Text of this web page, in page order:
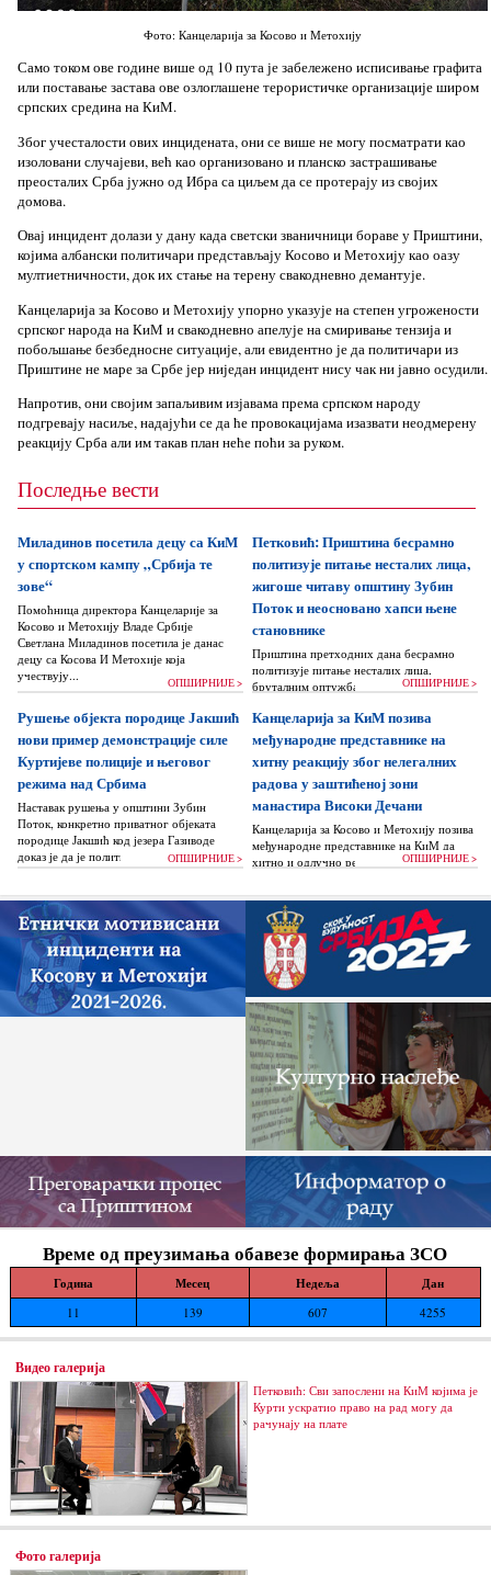
Фото: Канцеларија за Косово и Метохију
Само током ове године више од 10 пута је забележено исписивање графита
или поставање застава ове озлоглашене терористичке организације широм
српских средина на КиМ.
Због учесталости ових инцидената, они се више не могу посматрати као
изоловани случајеви, већ као организовано и планско застрашивање
преосталих Срба јужно од Ибра са циљем да се протерају из својих
домова.
Овај инцидент долази у дану када светски званичници бораве у Приштини,
којима албански политичари представљају Косово и Метохију као оазу
мултиетничности, док их стање на терену свакодневно демантује.
Канцеларија за Косово и Метохију упорно указује на степен угрожености
српског народа на КиМ и свакодневно апелује на смиривање тензија и
побољшање безбедносне ситуације, али евидентно је да политичари из
Приштине не маре за Србе јер ниједан инцидент нису чак ни јавно осудили.
Напротив, они својим запаљивим изјавама према српском народу
подгревају насиље, надајући се да ће провокацијама изазвати неодмерену
реакцију Срба али им такав план неће поћи за руком.
Последње вести
Миладинов посетила децу са КиМ
у спортском кампу „Србија те
зове“
Помоћница директора Канцеларије за
Косово и Метохију Владе Србије
Светлана Миладинов посетила је данас
децу са Косова И Метохије која
учествују...
ОПШИРНИЈЕ >
Петковић: Приштина бесрамно
политизује питање несталих лица,
жигоше читаву општину Зубин
Поток и неосновано хапси њене
становнике
Приштина претходних дана бесрамно
политизује питање несталих лица,
бруталним оптужбама на рачун Београда
жигоше...
ОПШИРНИЈЕ >
Рушење објекта породице Јакшић
нови пример демонстрације силе
Куртијеве полиције и његовог
режима над Србима
Наставак рушења у општини Зубин
Поток, конкретно приватног објеката
породице Јакшић код језера Газиводе
доказ је да је политика Аљбина Куртија...
ОПШИРНИЈЕ >
Канцеларија за КиМ позива
међународне представнике на
хитну реакцију због нелегалних
радова у заштићеној зони
манастира Високи Дечани
Канцеларија за Косово и Метохију позива
међународне представнике на КиМ да
хитно и одлучно реагују и да без
нелегалних грађевинских...
ОПШИРНИЈЕ >
Време од преузимања обавезе формирања ЗСО
Година Месец Недеља Дан
11 139 607 4255
Видео галерија
Петковић: Сви запослени на КиМ којима је
Курти ускратио право на рад могу да
рачунају на плате
Фото галерија